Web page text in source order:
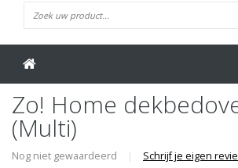
Zo! Home
(Multi)
Nog niet gewaardeerd | Schrijf je eigen